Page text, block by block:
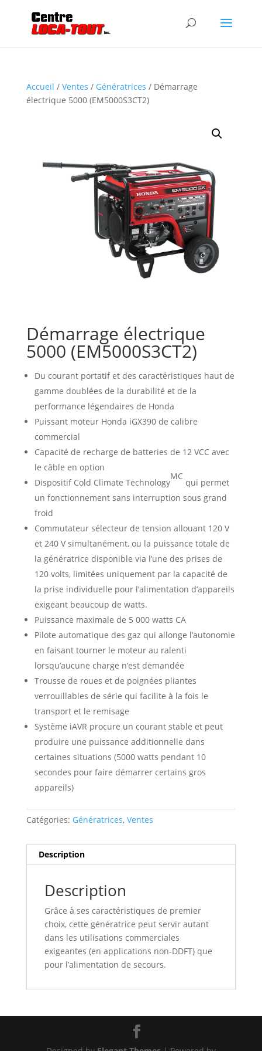
Accueil / Ventes / Génératrices / Démarrage
électrique 5000 (EM5000S3CT2)
Démarrage électrique
5000 (EM5000S3CT2)
Du courant portatif et des caractéristiques haut de
gamme doublées de la durabilité et de la
performance légendaires de Honda
Puissant moteur Honda iGX390 de calibre
commercial
Capacité de recharge de batteries de 12 VCC avec
le câble en option
Dispositif Cold Climate Technology
MC
qui permet
un fonctionnement sans interruption sous grand
froid
Commutateur sélecteur de tension allouant 120 V
et 240 V simultanément, ou la puissance totale de
la génératrice disponible via l’une des prises de
120 volts, limitées uniquement par la capacité de
la prise individuelle pour l’alimentation d’appareils
exigeant beaucoup de watts.
Puissance maximale de 5 000 watts CA
Pilote automatique des gaz qui allonge l’autonomie
en faisant tourner le moteur au ralenti
lorsqu’aucune charge n’est demandée
Trousse de roues et de poignées pliantes
verrouillables de série qui facilite à la fois le
transport et le remisage
Système iAVR procure un courant stable et peut
produire une puissance additionnelle dans
certaines situations (5000 watts pendant 10
secondes pour faire démarrer certains gros
appareils)
Catégories: Génératrices, Ventes
Description
Description
Grâce à ses caractéristiques de premier
choix, cette génératrice peut servir autant
dans les utilisations commerciales
exigeantes (en applications non-DDFT) que
pour l’alimentation de secours.